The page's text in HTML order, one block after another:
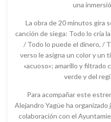
una
La obra de 20 minutos gira
canción de siega: Todo lo cría
/ Todo lo puede el dinero, /
verso le asigna un color y un
«acuoso»; amarillo y filtrado
verde y del
Para acompañar este
Alejandro Yagüe ha
colaboración con el